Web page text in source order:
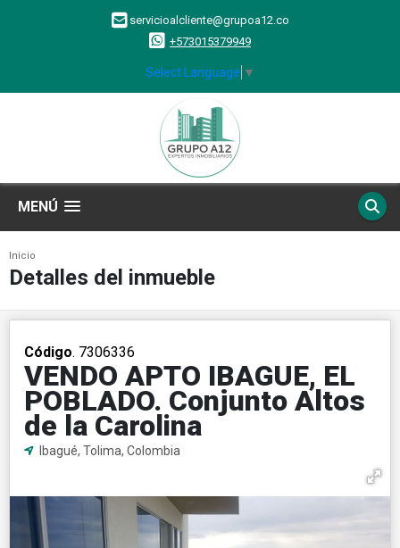
servicioalcliente@grupoa12.co
+573015379949
Select Language ▼
MENÚ
Inicio
Detalles del inmueble
Código. 7306336
VENDO APTO IBAGUE, EL
POBLADO. Conjunto Altos
de la Carolina
Ibagué, Tolima, Colombia